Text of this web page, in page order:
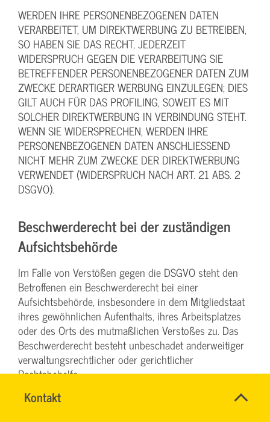
Kontakt
TEAM
Name*
WERDEN IHRE PERSONENBEZOGENEN DATEN
VERARBEITET, UM DIREKTWERBUNG ZU BETREIBEN,
SO HABEN SIE DAS RECHT, JEDERZEIT
WIDERSPRUCH GEGEN DIE VERARBEITUNG SIE
BETREFFENDER PERSONENBEZOGENER DATEN ZUM
ZWECKE DERARTIGER WERBUNG EINZULEGEN; DIES
GILT AUCH FÜR DAS PROFILING, SOWEIT ES MIT
SOLCHER DIREKTWERBUNG IN VERBINDUNG STEHT.
WENN SIE WIDERSPRECHEN, WERDEN IHRE
PERSONENBEZOGENEN DATEN ANSCHLIESSEND
NICHT MEHR ZUM ZWECKE DER DIREKTWERBUNG
VERWENDET (WIDERSPRUCH NACH ART. 21 ABS. 2
DSGVO).
Beschwerde­recht bei der zuständigen
Aufsichts­behörde
Im Falle von Verstößen gegen die DSGVO steht den
Betroffenen ein Beschwerderecht bei einer
Aufsichtsbehörde, insbesondere in dem Mitgliedstaat
ihres gewöhnlichen Aufenthalts, ihres Arbeitsplatzes
oder des Orts des mutmaßlichen Verstoßes zu. Das
Beschwerderecht besteht unbeschadet anderweitiger
verwaltungsrechtlicher oder gerichtlicher
Rechtsbehelfe.
Recht auf Daten­übertrag­barkeit